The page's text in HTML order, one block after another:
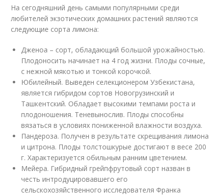
На сегодняшний день самыми популярными среди
любителей экзотических домашних растений являются
следующие сорта лимона:
Дженоа – сорт, обладающий большой урожайностью.
Плодоносить начинает на 4 год жизни. Плоды сочные,
с нежной мякотью и тонкой корочкой.
Юбилейный. Выведен селекционером Узбекистана,
является гибридом сортов Новогрузинский и
Ташкентский. Обладает высокими темпами роста и
плодоношения. Теневынослив. Плоды способны
вязаться в условиях пониженной влажности воздуха.
Пандероза. Получен в результате скрещивания лимона
и цитрона. Плоды толстошкурые достигают в весе 200
г. Характеризуется обильным ранним цветением.
Мейера. Гибридный грейпфрутовый сорт назван в
честь интродуцировавшего его
сельскохозяйственного исследователя Франка